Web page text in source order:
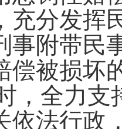
充分发挥
事附带民
偿被损坏
力支持
依法行政